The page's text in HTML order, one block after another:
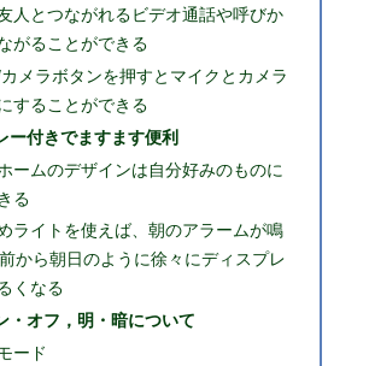
人とつながれるビデオ通話や呼びか
がることができる
メラボタンを押すとマイクとカメラ
することができる
ー付きでますます便利
ームのデザインは自分好みのものに
る
ライトを使えば、朝のアラームが鳴
から朝日のように徐々にディスプレ
くなる
・オフ，明・暗について
ード